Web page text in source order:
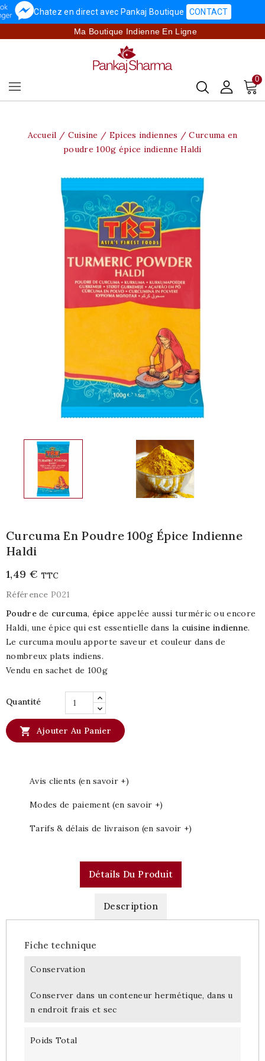
Chatez en direct avec Pankaj Boutique CONTACT
Ma Boutique Indienne En Ligne
0
Accueil Cuisine Epices indiennes
Curcuma en
poudre 100g épice indienne Haldi
Curcuma En Poudre 100g Épice Indienne
Haldi
1,49 € TTC
Référence P021
Poudrede curcuma, épice appelée aussi turméric ou encore
Haldi, une épice qui est essentielle dans la cuisine indienne.
Le curcuma moulu apporte saveur et couleur dans de
nombreux plats indiens.
Vendu en sachet de 100g
Quantité
 Ajouter Au Panier
Avis clients (en savoir +)
Modes de paiement (en savoir +)
Tarifs & délais de livraison (en savoir +)
Détails Du Produit
Description
Fiche technique
Conservation
Conserver dans un conteneur hermétique, dans u
n endroit frais et sec
Poids Total